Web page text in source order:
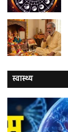
स्वास्थ्य
करने
वालों